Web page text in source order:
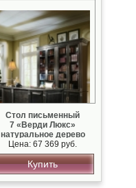
Стол письменный
7 «Верди Люкс»
натуральное дерево
Цена: 67 369 руб.
Купить